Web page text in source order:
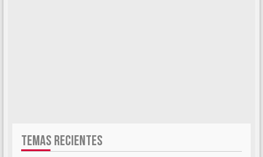
TEMAS RECIENTES